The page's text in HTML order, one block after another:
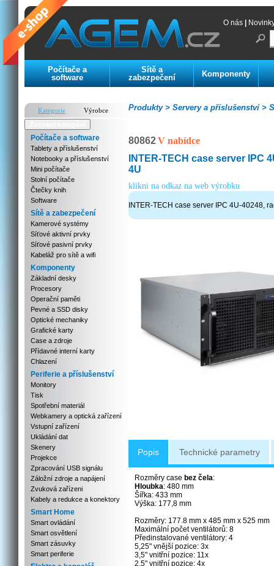
O nás
Počítače a
software
Sítě a
zabezpečení
Komponenty
Kategorie
Výrobce
Počítače a software
Tablety a příslušenství
Notebooky a příslušenství
Mini počítače
Stolní počítače
Čtečky knih
Software
Sítě a zabezpečení
Kamerové systémy
Síťové aktivní prvky
Síťové pasivní prvky
Kabeláž pro sítě a wifi
Komponenty
Základní desky
Procesory
Operační paměti
Pevné a SSD disky
Optické mechaniky
Grafické karty
Case a zdroje
Přídavné interní karty
Chlazení
Periferie a příslušenství
Monitory
Tisk
Spotřební materiál
Webkamery a optická zařízení
Vstupní zařízení
Ukládání dat
Skenery
Projekce
Zpracování USB signálu
Záložní zdroje a napájení
Zvuková zařízeni
Kabely a redukce a konektory
Smart Home
Smart ovládání
Smart osvětlení
Smart zásuvky
Smart periferie
Servery a příslušenství >
Produkty >
80862V nabídce
INTER-TECH case server IPC
4U
klikni na odkaz na web výrobku
INTER-TECH case server IPC 4U-40248,
Popis Technické parametry
Rozměry case bez čela:
Hloubka: 480 mm
Šířka: 433 mm
Výška: 177,8 mm
Rozměry: 177.8 mm x 485 mm x 525 mm
Maximální počet ventilátorů: 8
Předinstalované ventilátory: 4
5,25" vnější pozice: 3x
3,5" vnitřní pozice: 11x
2,5" vnitřní pozice: 4x